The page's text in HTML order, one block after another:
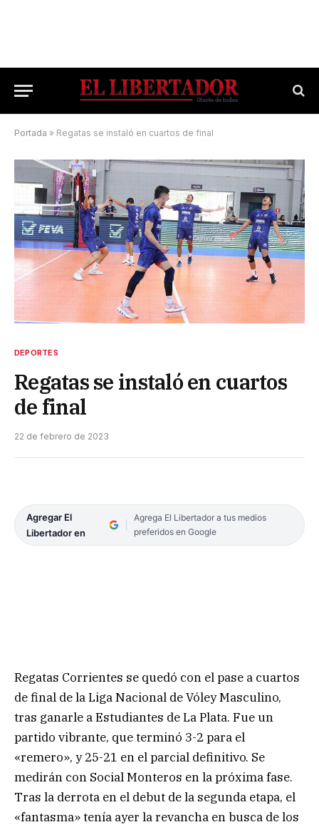
Portada » Regatas se instaló en cuartos de final
DEPORTES
Regatas se instaló en cuartos
de final
22 de febrero de 2023
Agregar El
Libertador en
Agrega El Libertador a tus medios
preferidos en Google
Regatas Corrientes se quedó con el pase a cuartos
de final de la Liga Nacional de Vóley Masculino,
tras ganarle a Estudiantes de La Plata. Fue un
partido vibrante, que terminó 3-2 para el
«remero», y 25-21 en el parcial definitivo. Se
medirán con Social Monteros en la próxima fase.
Tras la derrota en el debut de la segunda etapa, el
«fantasma» tenía ayer la revancha en busca de los